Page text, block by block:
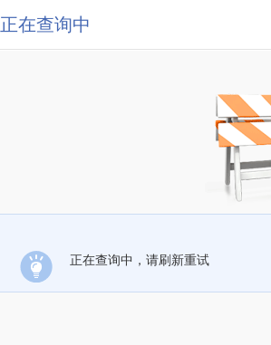
正在查询中
正在查询中，请刷新重试